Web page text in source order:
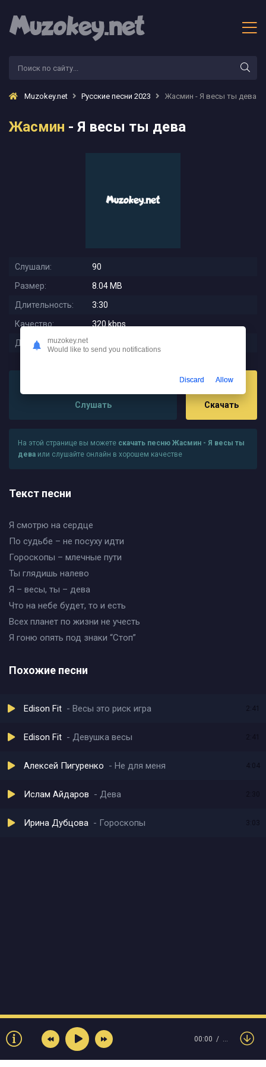
Muzokey.net Русские песни 2023 Жасмин - Я весы ты дева
Жасмин - Я весы ты дева
Слушали:
90
Размер:
8.04 MB
Длительность:
3:30
Качество:
320 kbps
Дата релиза:
Слушать Скачать
На этой странице вы можете скачать песню Жасмин - Я весы ты
дева или слушайте онлайн в хорошем качестве
Текст песни
Я смотрю на сердце
По судьбе – не посуху идти
Гороскопы – млечные пути
Ты глядишь налево
Я – весы, ты – дева
Что на небе будет, то и есть
Всех планет по жизни не учесть
Я гоню опять под знаки “Стоп”
Похожие песни
Edison Fit Весы это риск игра 2:41
Edison Fit Девушка весы
Алексей Пигуренко Не для меня 4:04
Ислам Айдаров Дева
Ирина Дубцова Гороскопы 3:03
00:00 …
muzokey.net
Would like to send you notifications
Discard Allow